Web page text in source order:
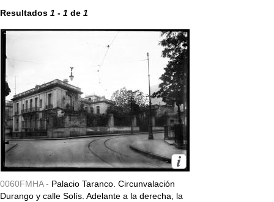
Resultados 1 - 1 de 1
0060FMHA - Palacio Taranco. Circunvalación
Durango y calle Solís. Adelante a la derecha, la